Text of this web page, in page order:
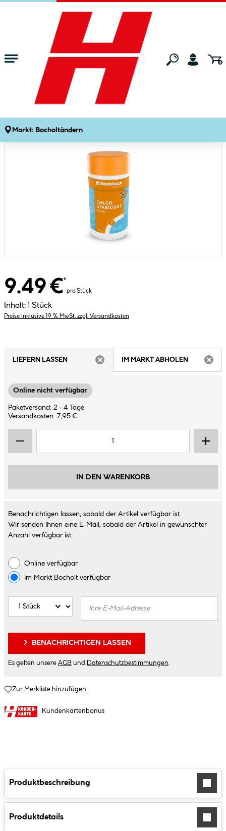
Zum Hauptinhalt springen
Markt: Bocholtändern
Gartenmarkt Pools & Zubehör
Chlorstabilisat Granulat
9.49 €*
pro Stück
Inhalt: 1 Stück
Preise inklusive 19 % MwSt. zzgl. Versandkosten
LIEFERN LASSEN
IM MARKT ABHOLEN
Online nicht verfügbar
Paketversand: 2 - 4 Tage
Versandkosten: 7,95 €
IN DEN WARENKORB
Benachrichtigen lassen, sobald der Artikel verfügbar ist.
Wir senden Ihnen eine E-Mail, sobald der Artikel in gewünschter
Anzahl verfügbar ist.
Online verfügbar
Im Markt Bocholtverfügbar
BENACHRICHTIGEN LASSEN
Es gelten unsere AGB und Datenschutzbestimmungen
Zur Merkliste hinzufügen
Kundenkartenbonus
Produktbeschreibung
Produktdetails